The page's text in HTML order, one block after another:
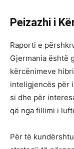
Peizazhi i
Raporti e
Gjermania është
kërcënimeve
inteligjencës për
si dhe për
që nga fillimi i
Për të